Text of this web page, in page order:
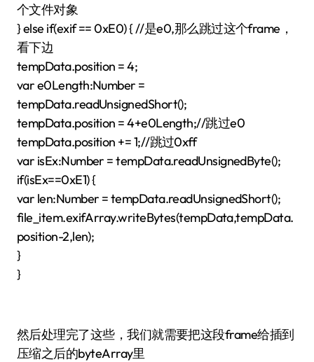
个文件对象
} else if(exif == 0xE0) { //是e0,那么跳过这个frame，
看下边
tempData.position = 4;
var e0Length:Number =
tempData.readUnsignedShort();
tempData.position = 4+e0Length;//跳过e0
tempData.position += 1;//跳过0xff
var isEx:Number = tempData.readUnsignedByte();
if(isEx==0xE1) {
var len:Number = tempData.readUnsignedShort();
file_item.exifArray.writeBytes(tempData,tempData.
position-2,len);
}
}
然后处理完了这些，我们就需要把这段frame给插到
压缩之后的byteArray里